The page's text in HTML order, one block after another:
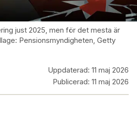
just 2025, men för det mesta är
Pensionsmyndigheten, Getty
Uppdaterad: 11 maj 2026
Publicerad: 11 maj 2026